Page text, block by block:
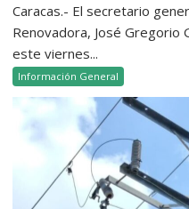
Caracas.- El secretario
Renovadora, José Gregorio
este viernes...
Información General